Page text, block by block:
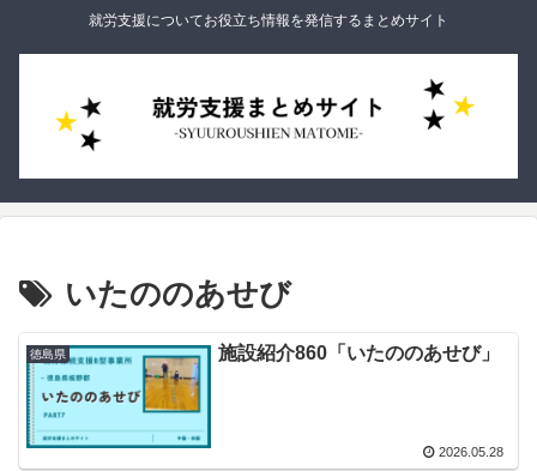
就労支援についてお役立ち情報を発信するまとめサイト
いたののあせび
徳島県 施設紹介860「いたののあせび」
2026.05.28